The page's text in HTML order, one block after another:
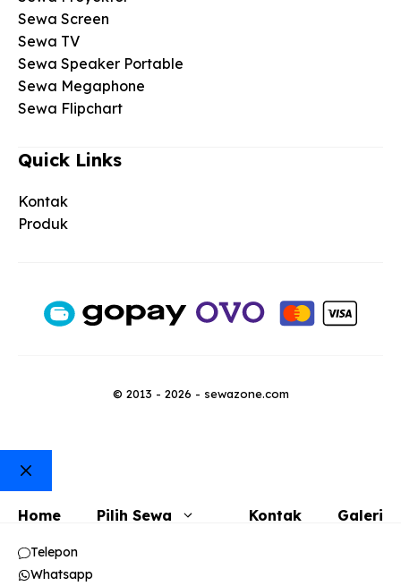
Sewa Screen
Sewa TV
Sewa Speaker Portable
Sewa Megaphone
Sewa Flipchart
Quick Links
Kontak
Produk
© 2013 - 2026 - sewazone.com
Close
Home
Pilih Sewa Kontak Galeri
Telepon
Whatsapp